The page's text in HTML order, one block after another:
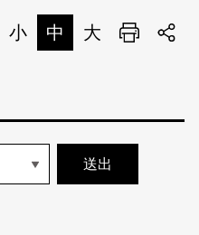
小 中 大 列印